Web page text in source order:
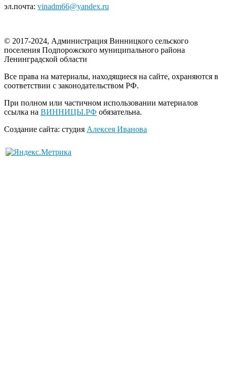
эл.почта: vinadm66@yandex.ru
© 2017-2024, Администрация Винницкого сельского
поселения Подпорожского муниципального района
Ленинградской области
Все права на материалы, находящиеся на сайте, охраняются в
соответствии с законодательством РФ.
При полном или частичном использовании материалов
ссылка на ВИННИЦЫ.РФ обязательна.
Создание сайта: студия Алексея Иванова